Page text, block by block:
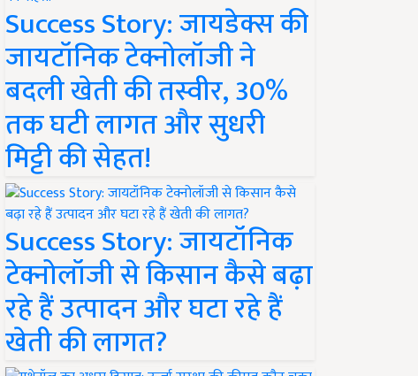
Success Story: जायडेक्स की
जायटॉनिक टेक्नोलॉजी ने
बदली खेती की तस्वीर, 30%
तक घटी लागत और सुधरी
मिट्टी की सेहत!
Success Story: जायटॉनिक
टेक्नोलॉजी से किसान कैसे बढ़ा
रहे हैं उत्पादन और घटा रहे हैं
खेती की लागत?